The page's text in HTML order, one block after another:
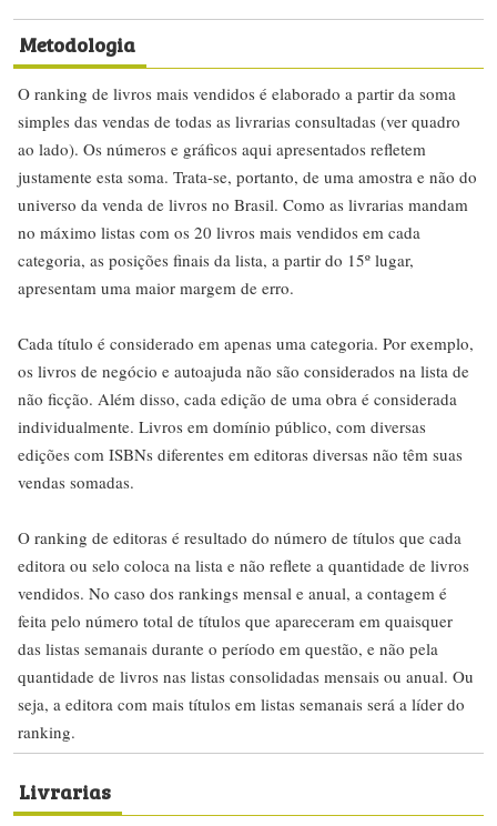
Metodologia
O ranking de livros mais vendidos é elaborado a partir da soma
simples das vendas de todas as livrarias consultadas (ver quadro
ao lado). Os números e gráficos aqui apresentados refletem
justamente esta soma. Trata-se, portanto, de uma amostra e não do
universo da venda de livros no Brasil. Como as livrarias mandam
no máximo listas com os 20 livros mais vendidos em cada
categoria, as posições finais da lista, a partir do 15º lugar,
apresentam uma maior margem de erro.
Cada título é considerado em apenas uma categoria. Por exemplo,
os livros de negócio e autoajuda não são considerados na lista de
não ficção. Além disso, cada edição de uma obra é considerada
individualmente. Livros em domínio público, com diversas
edições com ISBNs diferentes em editoras diversas não têm suas
vendas somadas.
O ranking de editoras é resultado do número de títulos que cada
editora ou selo coloca na lista e não reflete a quantidade de livros
vendidos. No caso dos rankings mensal e anual, a contagem é
feita pelo número total de títulos que apareceram em quaisquer
das listas semanais durante o período em questão, e não pela
quantidade de livros nas listas consolidadas mensais ou anual. Ou
seja, a editora com mais títulos em listas semanais será a líder do
ranking.
Livrarias